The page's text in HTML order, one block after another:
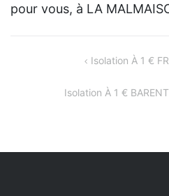
pour vous, à LA
NAVIGATION
L’ARTICLE
Isolation À 1 €
Isolation À 1 €